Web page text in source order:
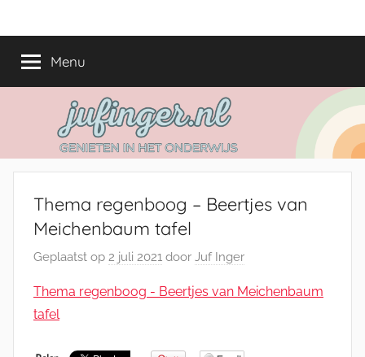
naarjufinger.nl
het
onderwijs
Menu
Thema regenboog – Beertjes van
Meichenbaum tafel
Geplaatst op 2 juli 2021 door Juf Inger
Thema regenboog - Beertjes van Meichenbaum
tafel